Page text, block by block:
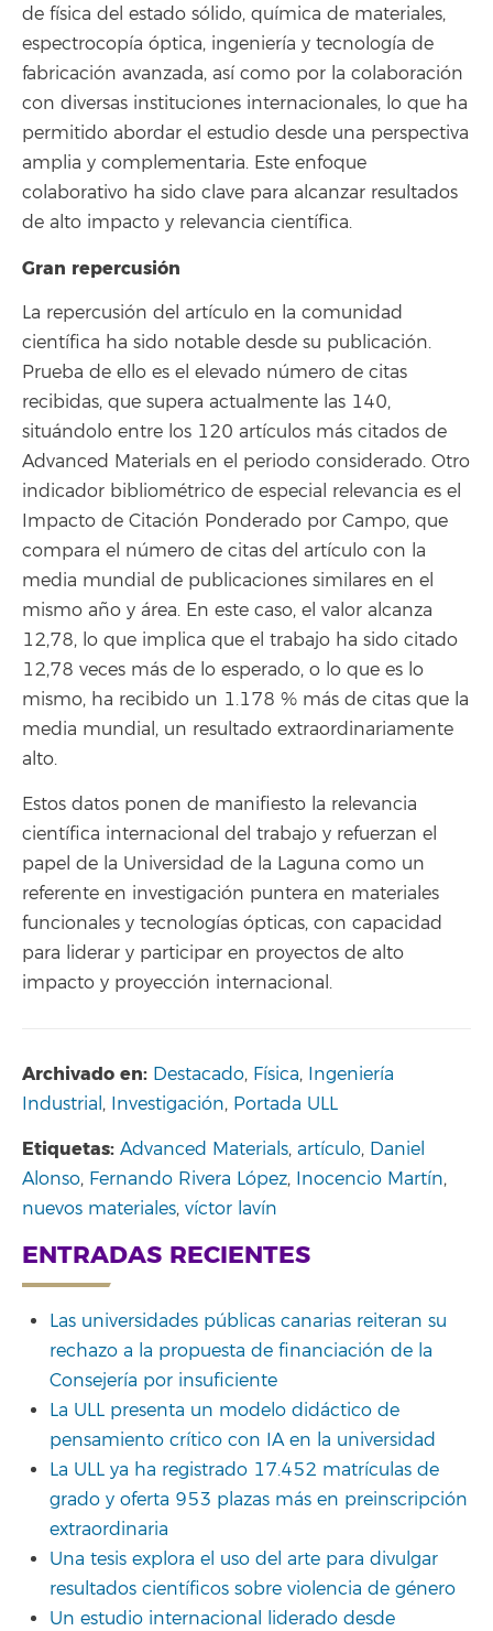
de física del estado sólido, química de materiales,
espectrocopía óptica, ingeniería y tecnología de
fabricación avanzada, así como por la colaboración
con diversas instituciones internacionales, lo que ha
permitido abordar el estudio desde una perspectiva
amplia y complementaria. Este enfoque
colaborativo ha sido clave para alcanzar resultados
de alto impacto y relevancia científica.
Gran repercusión
La repercusión del artículo en la comunidad
científica ha sido notable desde su publicación.
Prueba de ello es el elevado número de citas
recibidas, que supera actualmente las 140,
situándolo entre los 120 artículos más citados de
Advanced Materials en el periodo considerado. Otro
indicador bibliométrico de especial relevancia es el
Impacto de Citación Ponderado por Campo, que
compara el número de citas del artículo con la
media mundial de publicaciones similares en el
mismo año y área. En este caso, el valor alcanza
12,78, lo que implica que el trabajo ha sido citado
12,78 veces más de lo esperado, o lo que es lo
mismo, ha recibido un 1.178 % más de citas que la
media mundial, un resultado extraordinariamente
alto.
Estos datos ponen de manifiesto la relevancia
científica internacional del trabajo y refuerzan el
papel de la Universidad de la Laguna como un
referente en investigación puntera en materiales
funcionales y tecnologías ópticas, con capacidad
para liderar y participar en proyectos de alto
impacto y proyección internacional.
Archivado en: Destacado, Física, Ingeniería
Industrial , Investigación, Portada ULL
Etiquetas: Advanced Materials, artículo, Daniel
Alonso, Fernando Rivera López, Inocencio Martín,
nuevos materiales, víctor lavín
ENTRADAS RECIENTES
Las universidades públicas canarias reiteran su
rechazo a la propuesta de financiación de la
Consejería por insuficiente
La ULL presenta un modelo didáctico de
pensamiento crítico con IA en la universidad
La ULL ya ha registrado 17.452 matrículas de
grado y oferta 953 plazas más en preinscripción
extraordinaria
Una tesis explora el uso del arte para divulgar
resultados científicos sobre violencia de género
Un estudio internacional liderado desde